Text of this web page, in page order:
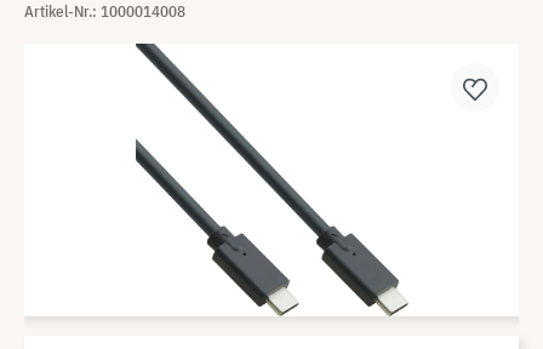
Artikel-Nr.: 1000014008